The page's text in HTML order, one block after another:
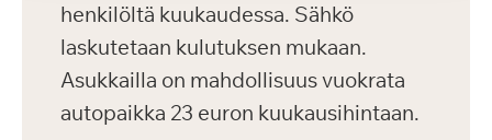
henkilöltä kuukaudessa. Sähkö
laskutetaan kulutuksen mukaan.
Asukkailla on mahdollisuus vuokrata
autopaikka 23 euron kuukausihintaan.